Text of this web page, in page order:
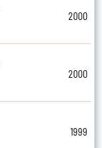
2000
2000
1999